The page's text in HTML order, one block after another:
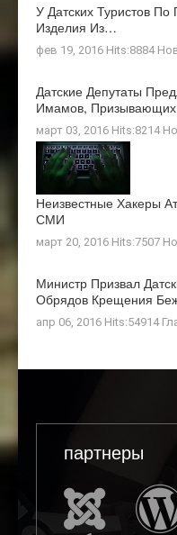
У Датских Туристов
Изделия Из…
фев 19, 2016 Hits:8884
Датские Депутаты
Имамов,
март 03, 2016 Hits:8214
Неизвестные Хакеры
СМИ
март 20, 2016 Hits:7507
Министр Призвал
Обрядов Крещения
апр 06, 2016 Hits:54914
партнеры